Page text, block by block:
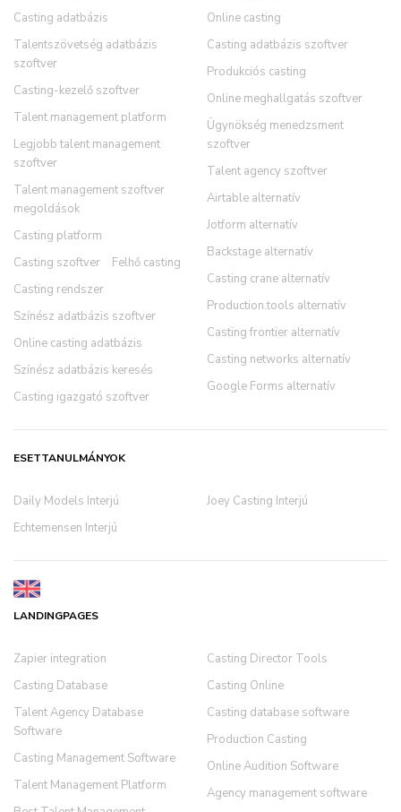
Casting adatbázis
Talentszövetség adatbázis
szoftver
Casting-kezelő szoftver
Talent management platform
Legjobb talent management
szoftver
Talent management szoftver
megoldások
Casting platform
Casting szoftver
Felhő casting
Casting rendszer
Színész adatbázis szoftver
Online casting adatbázis
Színész adatbázis keresés
Casting igazgató szoftver
Online casting
Casting adatbázis szoftver
Produkciós casting
Online meghallgatás szoftver
Ügynökség menedzsment
szoftver
Talent agency szoftver
Airtable alternatív
Jotform alternatív
Backstage alternatív
Casting crane alternatív
Production.tools alternatív
Casting frontier alternatív
Casting networks alternatív
Google Forms alternatív
ESETTANULMÁNYOK
Daily Models Interjú
Echtemensen Interjú
Joey Casting Interjú
LANDINGPAGES
Zapier integration
Casting Database
Talent Agency Database
Software
Casting Management Software
Talent Management Platform
Casting Director Tools
Casting Online
Casting database software
Production Casting
Online Audition Software
Agency management software